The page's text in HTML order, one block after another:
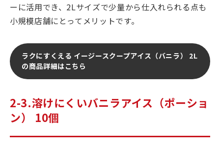
ーに活用でき、2Lサイズで少量から仕入れられる点も
小規模店舗にとってメリットです。
ラクにすくえる イージースクープアイス（バニラ） 2L
の商品詳細はこちら
2-3.溶けにくいバニラアイス（ポーショ
ン） 10個